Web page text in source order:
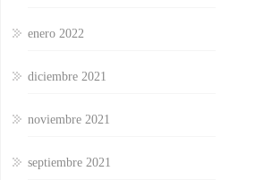
enero 2022
diciembre 2021
noviembre 2021
septiembre 2021